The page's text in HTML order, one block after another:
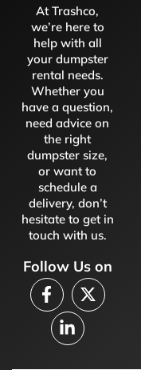
At Trashco,
we’re here to
help with all
your dumpster
rental needs.
Whether you
have a question,
need advice on
the right
dumpster size,
or want to
schedule a
delivery, don’t
hesitate to get in
touch with us.
Follow Us on